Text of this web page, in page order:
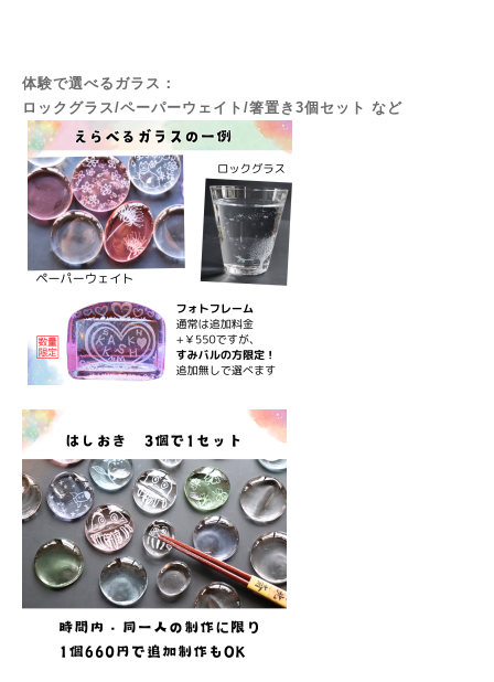
体験で選べるガラス：
ロックグラス/ペーパーウェイト/箸置き3個セット など